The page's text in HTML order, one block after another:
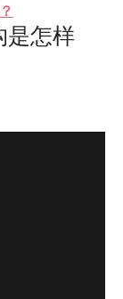
是怎样